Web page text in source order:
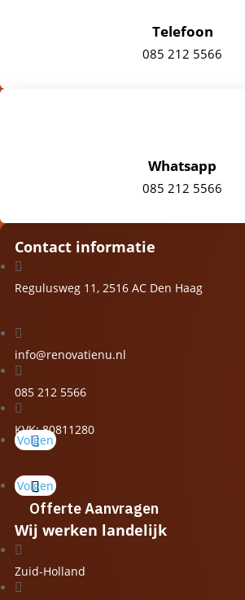
Telefoon
085 212 5566
Whatsapp
085 212 5566
Contact informatie

Regulusweg 11, 2516 AC Den Haag

info@renovatienu.nl

085 212 5566

KVK: 80811280
Volgen
Volgen
Offerte Aanvragen
Wij werken landelijk

Zuid-Holland
